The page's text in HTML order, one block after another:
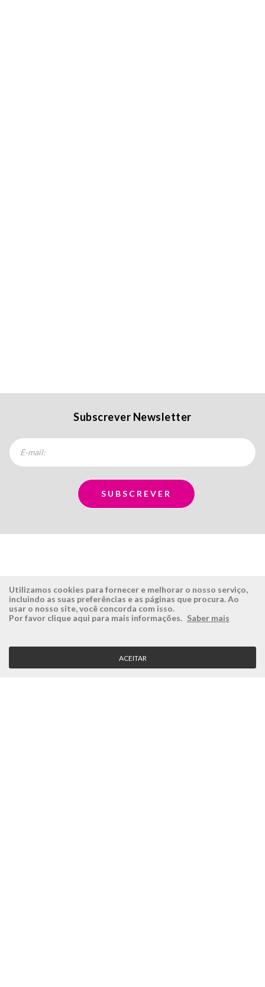
Subscrever Newsletter
ÉSISTEMAS
Empresa
Visão, Missão e Valores
ÁREA RESERVADA
Login
Recuperar Password
Utilizamos cookies para fornecer e melhorar o nosso serviço,
incluindo as suas preferências e as páginas que procura. Ao
usar o nosso site, você concorda com isso.
Por favor clique aqui para mais informações. Saber mais
ACEITAR